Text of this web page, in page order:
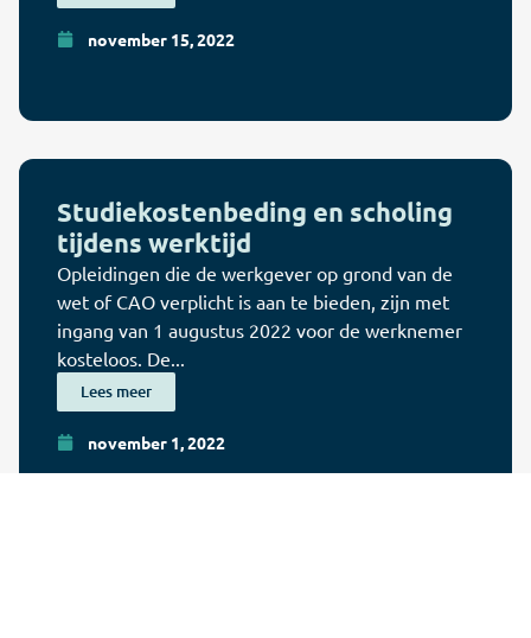
november 15, 2022
Studiekostenbeding en scholing
tijdens werktijd
Opleidingen die de werkgever op grond van de
wet of CAO verplicht is aan te bieden, zijn met
ingang van 1 augustus 2022 voor de werknemer
kosteloos. De...
Lees meer
november 1, 2022